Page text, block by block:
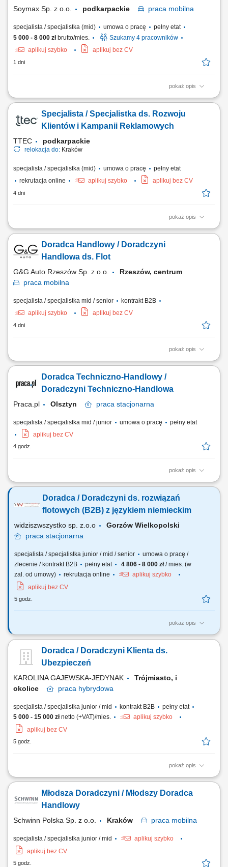
Soymax Sp. z o.o. podkarpackie praca mobilna
specjalista / specjalistka (mid) umowa o pracę
pełny etat
5 000 - 8 000 złbrutto/mies.
Szukamy 4 pracowników
aplikuj szybko
aplikuj bez CV
1 dni
pokaż opis
Poszukujemy Konsultantów ds. Żywienia w kilku lokalizacjach w Polsce.
powierzonym terenie. Pozyskiwanie nowych klientów oraz rozwijanie
współpracy z obecnymi partnerami. Budowanie długofalowych relacji z
Specjalista / Specjalistka ds. Rozwoju
Klientów i Kampanii Reklamowych
TTEC podkarpackie
relokacja do: Kraków
specjalista / specjalistka (mid) umowa o pracę
pełny etat
rekrutacja online
aplikuj szybko aplikuj bez CV
4 dni
pokaż opis
Opis stanowiska rozwijanie współpracy z klientami biznesowymi
kampanii reklamowych oraz rekomendowanie działań zwiększających
ich skuteczność, identyfikowanie możliwości rozwoju kont i
Doradca Handlowy / Doradczyni
Handlowa ds. Flot
G&G Auto Rzeszów Sp. z o.o.
Rzeszów, centrum
praca mobilna
specjalista / specjalistka mid / senior
kontrakt B2B
aplikuj szybko
aplikuj bez CV
4 dni
pokaż opis
Opis stanowiska Aktywne rozwijanie współpracy z klientami
Doradztwo w zakresie doboru rozwiązań odpowiadających potrzebom
firm i przedsiębiorców. Przygotowywanie ofert handlowych oraz
Doradca Techniczno-Handlowy /
Doradczyni Techniczno-Handlowa
Praca.pl Olsztyn praca stacjonarna
specjalista / specjalistka mid / junior umowa o pracę
pełny etat
aplikuj bez CV
4 godz.
pokaż opis
Opis stanowiska: Aktywne pozyskiwanie nowych klientów i rozwijanie
rozwiązań technicznych dla firm produkcyjnych. Przygotowywanie ofert
oraz negocjowanie warunków współpracy. Analiza potrzeb klientów i
Doradca / Doradczyni ds. rozwiązań
flotowych (B2B) z językiem niemieckim
widziszwszystko sp. z.o.o
Gorzów Wielkopolski
praca stacjonarna
specjalista / specjalistka junior / mid / senior
umowa o pracę /
zlecenie / kontrakt B2B
pełny etat 4 806 - 8 000 zł/ mies. (w
zal. od umowy)
rekrutacja online
aplikuj szybko
aplikuj bez CV
5 godz.
pokaż opis
Opis stanowiska Poszukujemy osoby nastawionej na realizację celów
nowych klientów B2B oraz budowanie własnej bazy kontaktów. Do
zadań należeć będzie m.in. pozyskiwanie nowych klientów
Doradca / Doradczyni Klienta ds.
Ubezpieczeń
KAROLINA GAJEWSKA-JEDYNAK
Trójmiasto, i
okolice
praca hybrydowa
specjalista / specjalistka junior / mid kontrakt B2B
pełny etat
5 000 - 15 000 złnetto (+VAT)/mies.
aplikuj szybko
aplikuj bez CV
5 godz.
pokaż opis
Nie wymagamy doświadczenia w branży ubezpieczeniowej – liczy się
relacji oraz zaangażowanie w rozwój zawodowy. Jeśli pracujesz
obecnie w sprzedaży, bankowości, nieruchomościach, OZE,
Młodsza Doradczyni / Młodszy Doradca
Handlowy
Schwinn Polska Sp. z o.o. Kraków praca mobilna
specjalista / specjalistka junior / mid
aplikuj szybko
aplikuj bez CV
5 godz.